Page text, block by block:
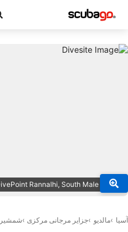
© DivePoint Rannalhi, South Male Atoll
آسیا مالدیو جزایر مرجانی مرکزی شمشیر